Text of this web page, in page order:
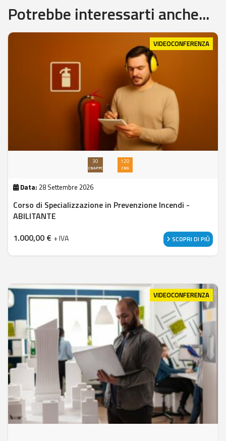
Potrebbe interessarti anche...
VIDEOCONFERENZA
30
CNAPPC
120
CNG
Data: 28 Settembre 2026
Corso di Specializzazione in Prevenzione Incendi -
ABILITANTE
1.000,00 € + IVA SCOPRI DI PIÙ
VIDEOCONFERENZA